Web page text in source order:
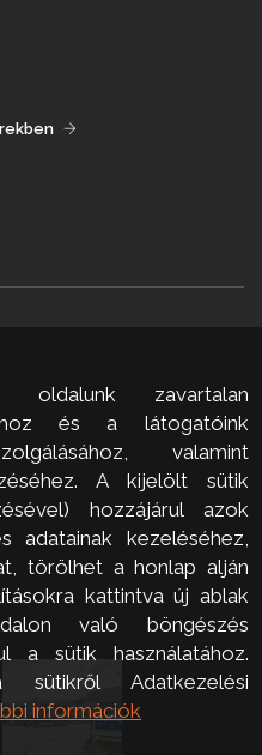
oldalunk zavartalan
és a látogatóink
valamint
A kijelölt sütik
hozzájárul azok
adatainak kezeléséhez,
törölhet a honlap alján
kattintva új ablak
való böngészés
a sütik használatához.
Adatkezelési
információk